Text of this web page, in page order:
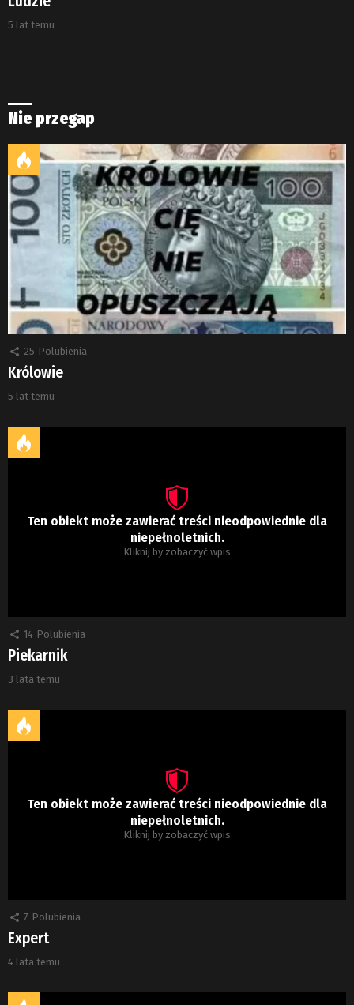
5 lat temu
Nie przegap
25 Polubienia
Królowie
5 lat temu
Ten obiekt może zawierać treści nieodpowiednie dla
niepełnoletnich.
Kliknij by zobaczyć wpis
14 Polubienia
Piekarnik
3 lata temu
Ten obiekt może zawierać treści nieodpowiednie dla
niepełnoletnich.
Kliknij by zobaczyć wpis
7 Polubienia
Expert
4 lata temu